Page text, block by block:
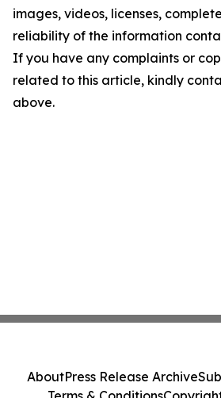
images, videos, licenses,
reliability of the information
If you have any complaints or
related to this article, kindly
above.
AboutPress Release Archive